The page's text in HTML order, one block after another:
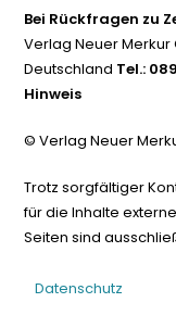
Bei Rückfragen zu
Verlag Neuer Merkur
Deutschland Tel.:
Hinweis
© Verlag Neuer
Trotz sorgfältiger
für die Inhalte
Seiten sind
Datenschutz